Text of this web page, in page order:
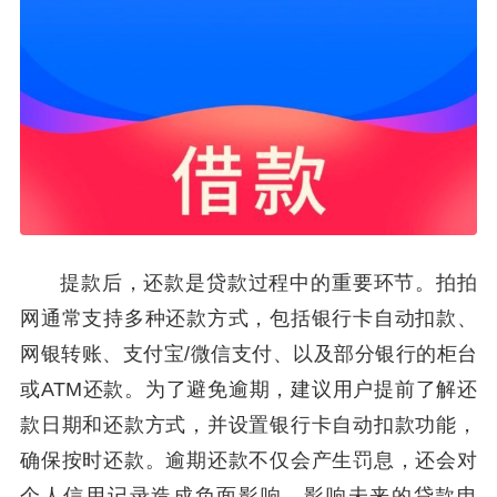
提款后，还款是贷款过程中的重要环节。拍拍
网通常支持多种还款方式，包括银行卡自动扣款、
网银转账、支付宝/微信支付、以及部分银行的柜台
或ATM还款。为了避免逾期，建议用户提前了解还
款日期和还款方式，并设置银行卡自动扣款功能，
确保按时还款。逾期还款不仅会产生罚息，还会对